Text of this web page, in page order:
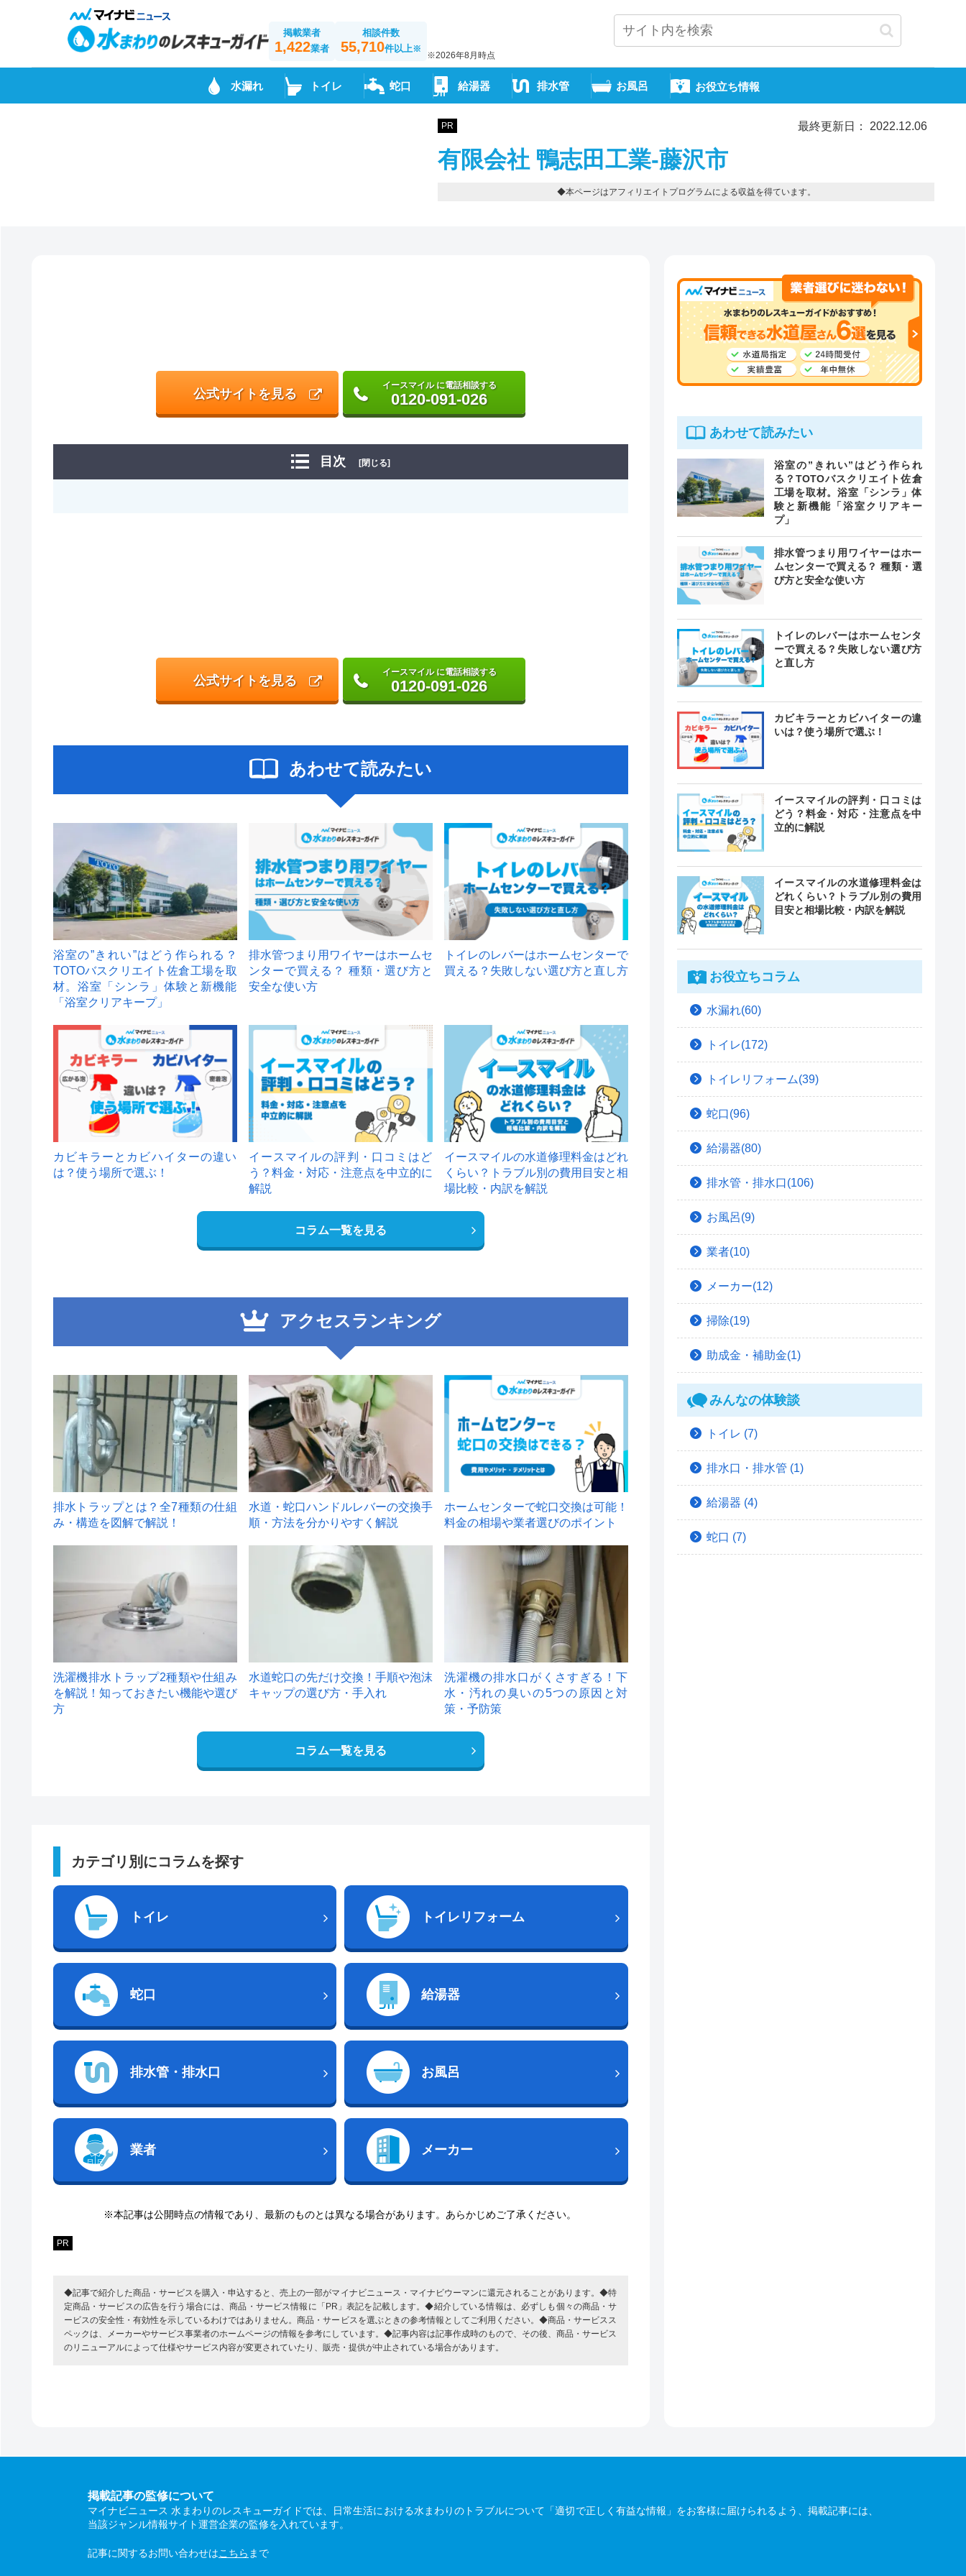
掲載業者
1,422業者
相談件数
55,710件以上※
※2026年8月時点
水漏れ トイレ 蛇口 給湯器 排水管 お風呂 お役立ち情報
PR 最終更新日： 2022.12.06
有限会社 鴨志田工業-藤沢市
◆本ページはアフィリエイトプログラムによる収益を得ています。
公式サイトを見る
イースマイル に電話相談する
0120-091-026
目次 [閉じる]
公式サイトを見る
イースマイル に電話相談する
0120-091-026
あわせて読みたい
浴室の”きれい”はどう作られる？
TOTOバスクリエイト佐倉工場を取
材。浴室「シンラ」体験と新機能
「浴室クリアキープ」
排水管つまり用ワイヤーはホームセ
ンターで買える？ 種類・選び方と
安全な使い方
トイレのレバーはホームセンターで
買える？失敗しない選び方と直し方
カビキラーとカビハイターの違い
は？使う場所で選ぶ！
イースマイルの評判・口コミはど
う？料金・対応・注意点を中立的に
解説
イースマイルの水道修理料金はどれ
くらい？トラブル別の費用目安と相
場比較・内訳を解説
コラム一覧を見る
アクセスランキング
1
排水トラップとは？全7種類の仕組
み・構造を図解で解説！
2
水道・蛇口ハンドルレバーの交換手
順・方法を分かりやすく解説
ホームセンターで蛇口交換は可能！
料金の相場や業者選びのポイント
洗濯機排水トラップ2種類や仕組み
を解説！知っておきたい機能や選び
方
水道蛇口の先だけ交換！手順や泡沫
キャップの選び方・手入れ
洗濯機の排水口がくさすぎる！下
水・汚れの臭いの5つの原因と対
策・予防策
コラム一覧を見る
カテゴリ別にコラムを探す
トイレ トイレリフォーム
蛇口 給湯器
排水管・排水口 お風呂
業者 メーカー
※本記事は公開時点の情報であり、最新のものとは異なる場合があります。あらかじめご了承ください。
PR
◆記事で紹介した商品・サービスを購入・申込すると、売上の一部がマイナビニュース・マイナビウーマンに還元されることがあります。◆特
定商品・サービスの広告を行う場合には、商品・サービス情報に「PR」表記を記載します。◆紹介している情報は、必ずしも個々の商品・サ
ービスの安全性・有効性を示しているわけではありません。商品・サービスを選ぶときの参考情報としてご利用ください。◆商品・サービスス
ペックは、メーカーやサービス事業者のホームページの情報を参考にしています。◆記事内容は記事作成時のもので、その後、商品・サービス
のリニューアルによって仕様やサービス内容が変更されていたり、販売・提供が中止されている場合があります。
あわせて読みたい
浴室の”きれい”はどう作られ
る？TOTOバスクリエイト佐倉
工場を取材。浴室「シンラ」体
験と新機能「浴室クリアキー
プ」
排水管つまり用ワイヤーはホー
ムセンターで買える？ 種類・選
び方と安全な使い方
トイレのレバーはホームセンタ
ーで買える？失敗しない選び方
と直し方
カビキラーとカビハイターの違
いは？使う場所で選ぶ！
イースマイルの評判・口コミは
どう？料金・対応・注意点を中
立的に解説
イースマイルの水道修理料金は
どれくらい？トラブル別の費用
目安と相場比較・内訳を解説
お役立ちコラム
水漏れ(60)
トイレ(172)
トイレリフォーム(39)
蛇口(96)
給湯器(80)
排水管・排水口(106)
お風呂(9)
業者(10)
メーカー(12)
掃除(19)
助成金・補助金(1)
みんなの体験談
トイレ (7)
排水口・排水管 (1)
給湯器 (4)
蛇口 (7)
掲載記事の監修について
マイナビニュース 水まわりのレスキューガイドでは、日常生活における水まわりのトラブルについて「適切で正しく有益な情報」をお客様に届けられるよう、掲載記事には、
当該ジャンル情報サイト運営企業の監修を入れています。
記事に関するお問い合わせはこちら まで